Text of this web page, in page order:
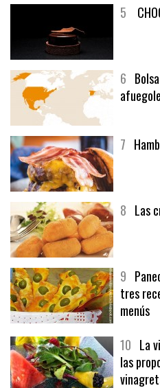
5
6
7
8 Las
9
tres
menús
10 La
las